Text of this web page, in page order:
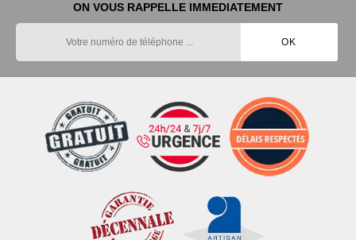
ON VOUS RAPPELLE IMMEDIATEMENT